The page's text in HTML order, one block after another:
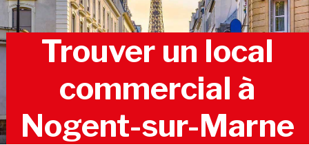
Trouver un local
commercial à
Nogent-sur-Marne